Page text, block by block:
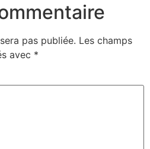
pas publiée. Les champs
avec *